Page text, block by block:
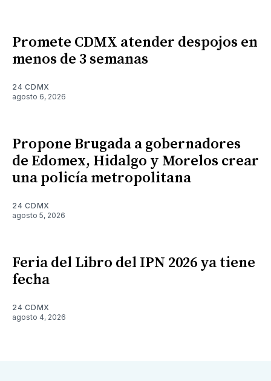
Promete CDMX atender despojos en
menos de 3 semanas
24 CDMX
agosto 6, 2026
Propone Brugada a gobernadores
de Edomex, Hidalgo y Morelos crear
una policía metropolitana
24 CDMX
agosto 5, 2026
Feria del Libro del IPN 2026 ya tiene
fecha
24 CDMX
agosto 4, 2026